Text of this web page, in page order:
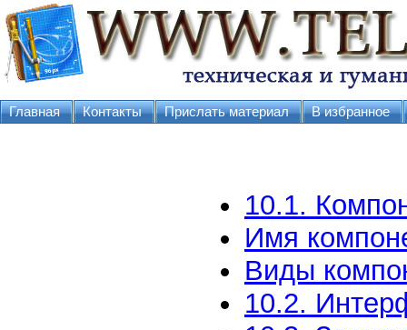
Главная Контакты Прислать материал В избранное
10.1.
Имя
Виды
10.2.